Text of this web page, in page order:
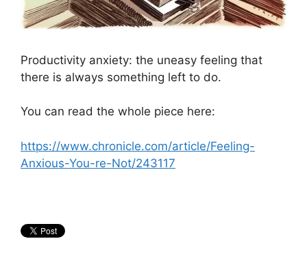
Productivity anxiety: the uneasy feeling that
there is always something left to do.
You can read the whole piece here:
https://www.chronicle.com/article/Feeling-
Anxious-You-re-Not/243117